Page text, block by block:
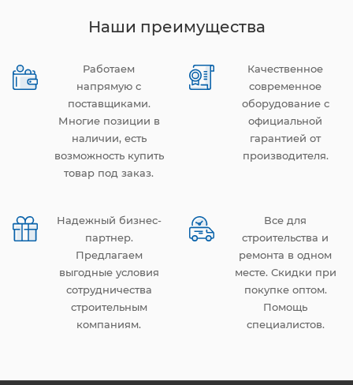
Наши преимущества
Работаем
напрямую с
поставщиками.
Многие позиции в
наличии, есть
возможность купить
товар под заказ.
Качественное
современное
оборудование с
официальной
гарантией от
производителя.
Надежный бизнес-
партнер.
Предлагаем
выгодные условия
сотрудничества
строительным
компаниям.
Все для
строительства и
ремонта в одном
месте. Скидки при
покупке оптом.
Помощь
специалистов.